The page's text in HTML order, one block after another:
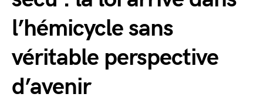
l’hémicycle sans
véritable perspective
d’avenir